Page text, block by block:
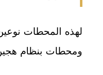
لهذه المحطات
ومحطات بنظام